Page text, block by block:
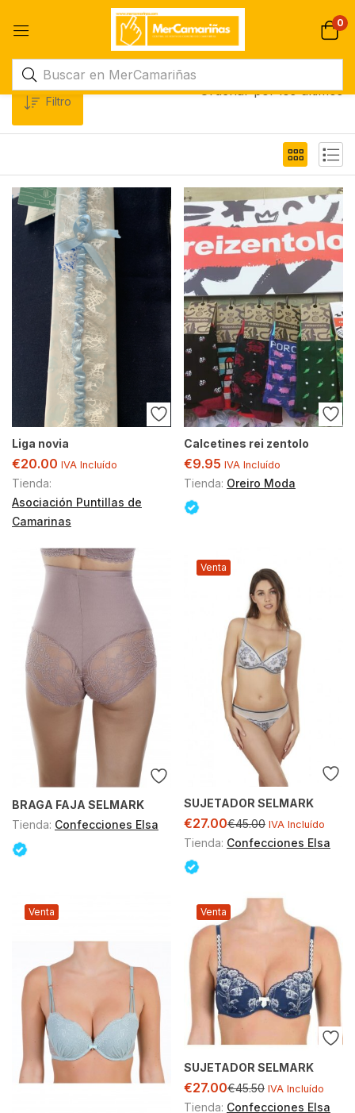
0
Filtro
Ordenar por los últimos
Liga novia
€20.00 IVA Incluído
Tienda:
Asociación Puntillas de
Camarinas
Calcetines rei zentolo
€9.95 IVA Incluído
Tienda: Oreiro Moda
BRAGA FAJA SELMARK
Tienda: Confecciones Elsa
Venta
SUJETADOR SELMARK
€27.00€45.00 IVA Incluído
Tienda: Confecciones Elsa
Venta Venta
SUJETADOR SELMARK
€27.00€45.50 IVA Incluído
Tienda: Confecciones Elsa